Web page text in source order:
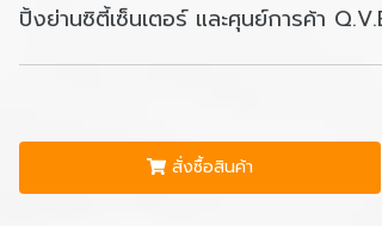
ปิ้งย่านซิตี้เซ็นเตอร์ และศุนย์การค้า
สั่งซื้อสินค้า